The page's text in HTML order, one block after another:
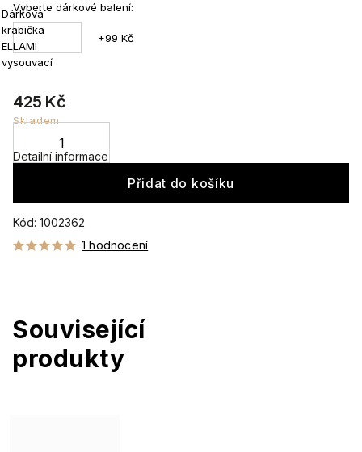
1 hodnocení
Kód: 1002362
425 Kč
Skladem
Vyberte dárkové balení:
Dárková
krabička
ELLAMI
vysouvací
+99 Kč
Přidat do košíku
Detailní informace
Související
produkty